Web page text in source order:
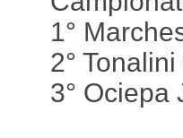
1°
2°
3° Ociepa